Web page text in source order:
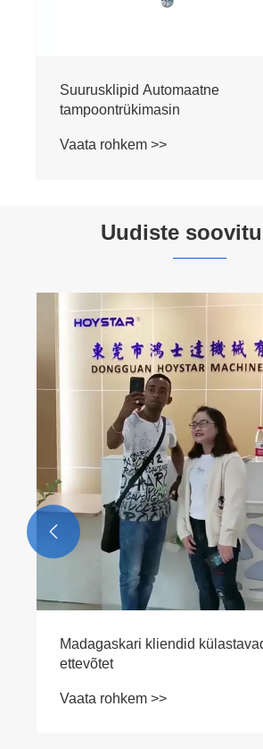
Uudiste
Miks on kahevärviline pöörlev
parim valik kiireks ja täpseks
mitmevärviliseks printimiseks
Vaata rohkem >>
